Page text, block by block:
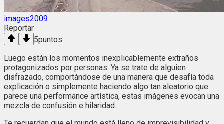
images2009
Reportar
5puntos
Luego están los momentos inexplicablemente extraños
protagonizados por personas. Ya se trate de alguien
disfrazado, comportándose de una manera que desafía toda
explicación o simplemente haciendo algo tan aleatorio que
parece una performance artística, estas imágenes evocan una
mezcla de confusión e hilaridad.